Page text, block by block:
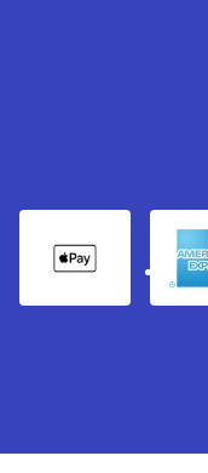
American express
Pay